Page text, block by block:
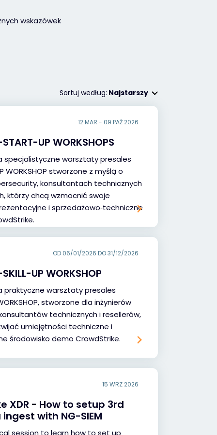
wskazówek
Sortuj według: Najstarszy
12 MAR - 09 PAŹ 2026
UP WORKSHOPS
specjalistyczne warsztaty presales
WORKSHOP stworzone z myślą o
konsultantach technicznych
którzy chcą wzmocnić swoje
i sprzedażowo‑techniczne
OD 06/01/2026 DO 31/12/2026
UP WORKSHOP
praktyczne warsztaty presales
WORKSHOP, stworzone dla inżynierów
technicznych i resellerów,
umiejętności techniczne i
środowisko demo CrowdStrike.
15 WRZ 2026
XDR - How to setup 3rd
with NG-SIEM
session to learn how to set up